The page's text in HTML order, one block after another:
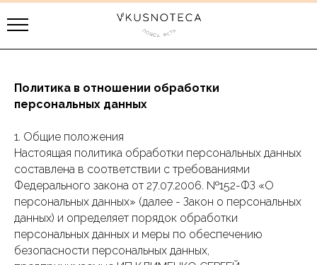
Политика в отношении обработки
персональных данных
1. Общие положения
Настоящая политика обработки персональных данных
составлена в соответствии с требованиями
Федерального закона от 27.07.2006. №152-ФЗ «О
персональных данных» (далее - Закон о персональных
данных) и определяет порядок обработки
персональных данных и меры по обеспечению
безопасности персональных данных,